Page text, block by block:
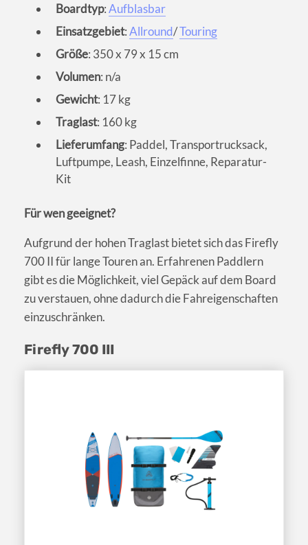
Boardtyp:Aufblasbar
Einsatzgebiet:Allround/Touring
Größe: 350 x 79 x 15 cm
Volumen: n/a
Gewicht: 17 kg
Traglast: 160 kg
Lieferumfang: Paddel, Transportrucksack,
Luftpumpe, Leash, Einzelfinne, Reparatur-
Kit
Für wen geeignet?
Aufgrund der hohen Traglast bietet sich das Firefly
700 II für lange Touren an. Erfahrenen Paddlern
gibt es die Möglichkeit, viel Gepäck auf dem Board
zu verstauen, ohne dadurch die Fahreigenschaften
einzuschränken.
Firefly 700 III